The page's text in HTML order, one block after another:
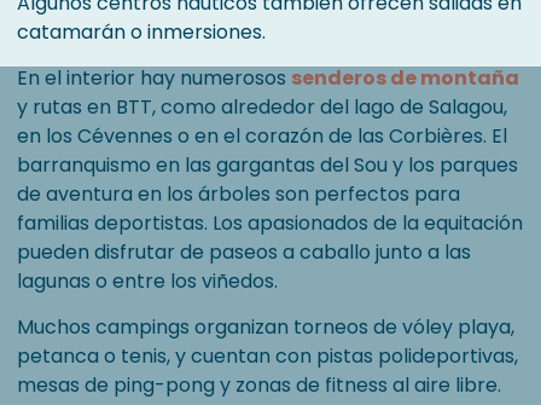
catamarán o inmersiones.
En el interior hay numerosos senderos de montaña
y rutas en BTT, como alrededor del lago de Salagou,
en los Cévennes o en el corazón de las Corbières. El
barranquismo en las gargantas del Sou y los parques
de aventura en los árboles son perfectos para
familias deportistas. Los apasionados de la equitación
pueden disfrutar de paseos a caballo junto a las
lagunas o entre los viñedos.
Muchos campings organizan torneos de vóley playa,
petanca o tenis, y cuentan con pistas polideportivas,
mesas de ping-pong y zonas de fitness al aire libre.